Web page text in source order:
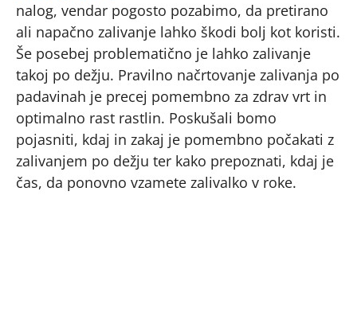
nalog, vendar pogosto pozabimo, da pretirano
ali napačno zalivanje lahko škodi bolj kot koristi.
Še posebej problematično je lahko zalivanje
takoj po dežju. Pravilno načrtovanje zalivanja po
padavinah je precej pomembno za zdrav vrt in
optimalno rast rastlin. Poskušali bomo
pojasniti, kdaj in zakaj je pomembno počakati z
zalivanjem po dežju ter kako prepoznati, kdaj je
čas, da ponovno vzamete zalivalko v roke.